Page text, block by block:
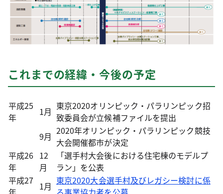
これまでの経緯・今後の予定
平成25
年
1月 東京2020オリンピック・パラリンピック招
致委員会が立候補ファイルを提出
9月 2020年オリンピック・パラリンピック競技
大会開催都市が決定
平成26
年
12
月
「選手村大会後における住宅棟のモデルプ
ラン」を公表
平成27 1月 東京2020大会選手村及びレガシー検討に係